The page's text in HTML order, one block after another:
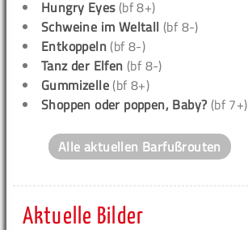
Hungry Eyes(bf 8+)
Schweine im Weltall (bf 8-)
Entkoppeln (bf 8-)
Tanz der Elfen (bf 8-)
Gummizelle (bf 8+)
Shoppen oder poppen, Baby? (bf 7+)
Alle aktuellen Barfußrouten
Aktuelle Bilder